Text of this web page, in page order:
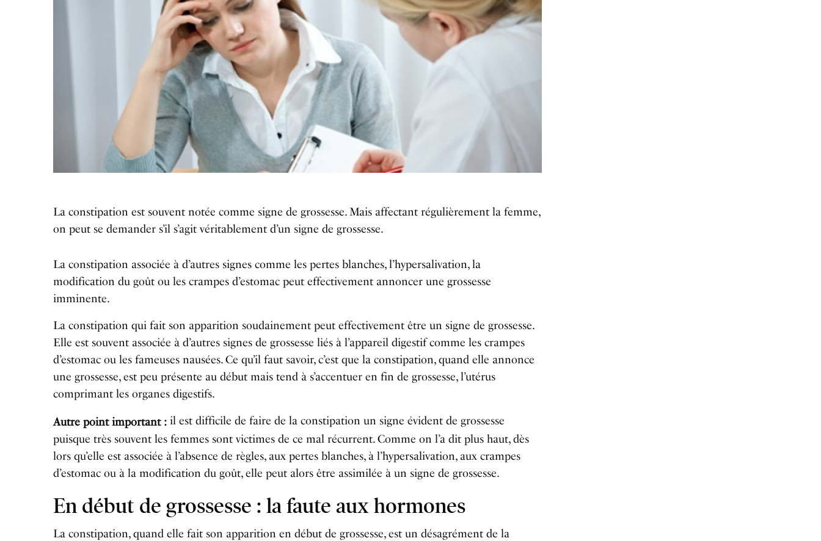
La constipation est souvent notée comme signe de grossesse. Mais affectant régulièrement la femme,
on peut se demander s’il s’agit véritablement d’un signe de grossesse.
La constipation associée à d’autres signes comme les pertes blanches, l’hypersalivation, la
modification du goût ou les crampes d’estomac peut effectivement annoncer une grossesse
imminente.
La constipation qui fait son apparition soudainement peut effectivement être un signe de grossesse.
Elle est souvent associée à d’autres signes de grossesse liés à l’appareil digestif comme les crampes
d’estomac ou les fameuses nausées. Ce qu’il faut savoir, c’est que la constipation, quand elle annonce
une grossesse, est peu présente au début mais tend à s’accentuer en fin de grossesse, l’utérus
comprimant les organes digestifs.
Autre point important : il est difficile de faire de la constipation un signe évident de grossesse
puisque très souvent les femmes sont victimes de ce mal récurrent. Comme on l’a dit plus haut, dès
lors qu’elle est associée à l’absence de règles, aux pertes blanches, à l’hypersalivation, aux crampes
d’estomac ou à la modification du goût, elle peut alors être assimilée à un signe de grossesse.
En début de grossesse : la faute aux hormones
La constipation, quand elle fait son apparition en début de grossesse, est un désagrément de la